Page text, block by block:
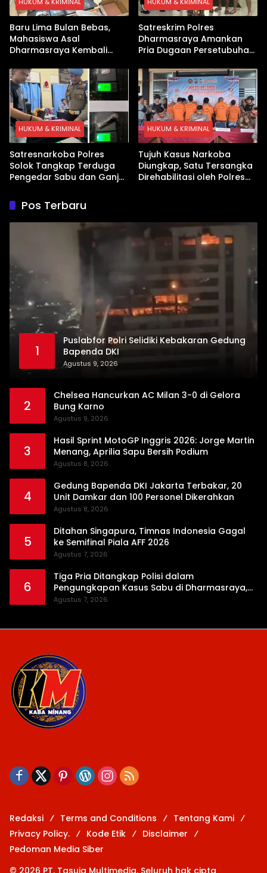
Baru Lima Bulan Bebas,
Mahasiswa Asal
Dharmasraya Kembali
Satreskrim Polres
Dharmasraya Amankan
Pria Dugaan Persetubuhan
HUKUM & KRIMINAL
Satresnarkoba Polres
Solok Tangkap Terduga
Pengedar Sabu dan Ganja
HUKUM & KRIMINAL
Tujuh Kasus Narkoba
Diungkap, Satu Tersangka
Direhabilitasi oleh Polres
Pos Terbaru
1
Puslabfor Polri Selidiki Kebakaran Gedung
Bapenda DKI
Agustus 9, 2026
2
Chelsea Hancurkan AC Milan 3-0 di Gelora
Bung Karno
Agustus 9, 2026
3
Hasil Sprint MotoGP Inggris 2026: Jorge Martin
Menang, Aprilia Sapu Bersih Podium
Agustus 8, 2026
4
Gedung Bapenda DKI Jakarta Terbakar, 20
Unit Damkar dan 100 Personel Dikerahkan
Agustus 8, 2026
5
Ditahan Singapura, Timnas Indonesia Gagal
ke Semifinal Piala AFF 2026
Agustus 7, 2026
6
Tiga Pria Ditangkap Polisi dalam
Pengungkapan Kasus Sabu di Dharmasraya,
Timbangan Digital hingga Bong Disita
Agustus 7, 2026
Redaksi Terms and Conditions
Tentang Kami
Privacy Policy.
Kode Etik
Disclaimer
Pedoman Media Siber
© 2026 PT. Tasuja Multimedia. Seluruh hak cipta